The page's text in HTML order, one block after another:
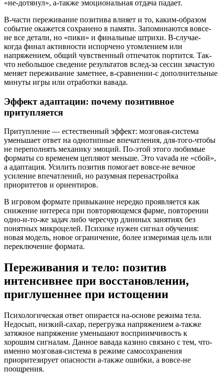
«не-дотянул», а-также эмоциональная отдача падает.
В-части переживание позитива влияет и то, каким-образом
событие окажется сохранено в памяти. Запоминаются вовсе-
не все детали, но «пики» и финальные штрихи. В-случае-
когда финал активности испорчено утомлением или
напряжением, общий чувственный отпечаток портится. Так-
что небольшое сведение результатов вслед-за сессии зачастую
меняет переживание заметнее, в-сравнении-с дополнительные
минуты игры или отработки вавада.
Эффект адаптации: почему позитивное
притупляется
Притупление — естественный эффект: мозговая-система
уменьшает ответ на однотипные впечатления, для-того-чтобы
не переполнять механику эмоций. По-этой этого любимые
форматы со временем цепляют меньше. Это vavada не «сбой»,
а адаптация. Усилить позитив помогает вовсе-не вечное
усиление впечатлений, но разумная перенастройка
приоритетов и ориентиров.
В игровом формате привыкание нередко проявляется как
снижение интереса при повторяющемся фарме, повторении
одно-и-то-же задач либо чересчур длинных занятиях без
понятных микроцелей. Психике нужен сигнал обучения:
новая модель, новое ограничение, более измеримая цель или
переключение формата.
Переживания и тело: позитив
интенсивнее при восстановлении,
приглушеннее при истощении
Психологическая ответ опирается на-основе режима тела.
Недосып, низкий-сахар, перегрузка напряжением а-также
затяжное напряжение уменьшают восприимчивость к
хорошим сигналам. Данное вавада казино связано с тем, что-
именно мозговая-система в режиме самосохранения
приоритезирует опасности а-также ошибки, а вовсе-не
поощрения.